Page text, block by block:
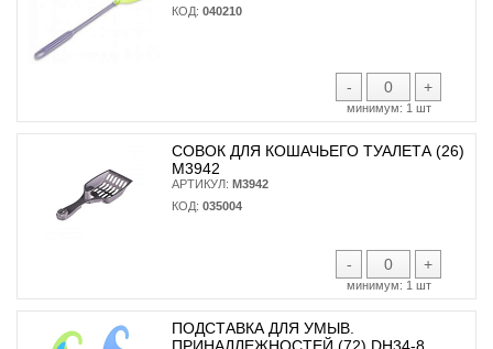
КОД: 040210
- +
минимум: 1 шт
СОВОК ДЛЯ КОШАЧЬЕГО ТУАЛЕТА (26)
М3942
АРТИКУЛ: М3942
КОД: 035004
- +
минимум: 1 шт
ПОДСТАВКА ДЛЯ УМЫВ.
ПРИНАДЛЕЖНОСТЕЙ (72) DH34-8